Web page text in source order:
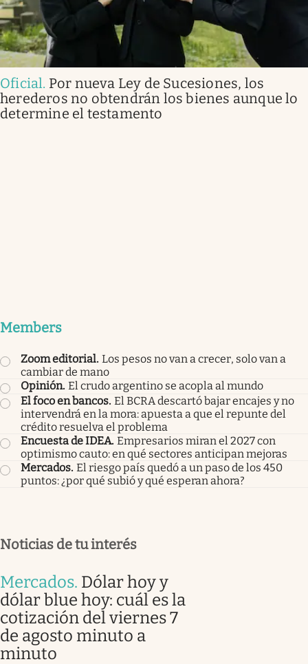
Oficial. Por nueva Ley de Sucesiones, los
herederos no obtendrán los bienes aunque lo
determine el testamento
Members
Zoom editorial. Los pesos no van a crecer, solo van a
cambiar de mano
Opinión. El crudo argentino se acopla al mundo
El foco en bancos. El BCRA descartó bajar encajes y no
intervendrá en la mora: apuesta a que el repunte del
crédito resuelva el problema
Encuesta de IDEA. Empresarios miran el 2027 con
optimismo cauto: en qué sectores anticipan mejoras
Mercados. El riesgo país quedó a un paso de los 450
puntos: ¿por qué subió y qué esperan ahora?
Noticias de tu interés
Mercados. Dólar hoy y
dólar blue hoy: cuál es la
cotización del viernes 7
de agosto minuto a
minuto